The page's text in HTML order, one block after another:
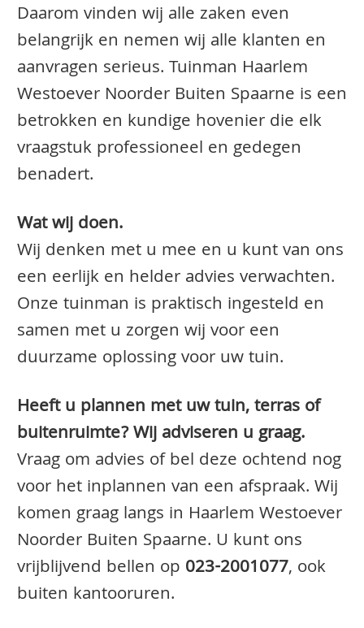
Daarom vinden wij alle zaken even
belangrijk en nemen wij alle klanten en
aanvragen serieus. Tuinman Haarlem
Westoever Noorder Buiten Spaarne is een
betrokken en kundige hovenier die elk
vraagstuk professioneel en gedegen
benadert.
Wat wij doen.
Wij denken met u mee en u kunt van ons
een eerlijk en helder advies verwachten.
Onze tuinman is praktisch ingesteld en
samen met u zorgen wij voor een
duurzame oplossing voor uw tuin.
Heeft u plannen met uw tuin, terras of
buitenruimte? Wij adviseren u graag.
Vraag om advies of bel deze ochtend nog
voor het inplannen van een afspraak. Wij
komen graag langs in Haarlem Westoever
Noorder Buiten Spaarne. U kunt ons
vrijblijvend bellen op 023-2001077, ook
buiten kantooruren.